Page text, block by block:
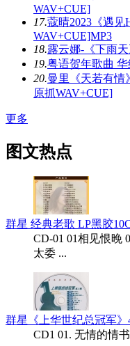
WAV+CUE]
17.蔻晴2023《遇见
WAV+CUE]MP3
18.露云娜-《下雨
19.粤语贺年歌曲
20.曼里《天若有情
原抓WAV+CUE]
更多
图文热点
群星 经典老歌 LP黑胶
CD-01 01相见恨晚
太委 ...
群星《上华世纪总冠军
CD1 01. 无情的情